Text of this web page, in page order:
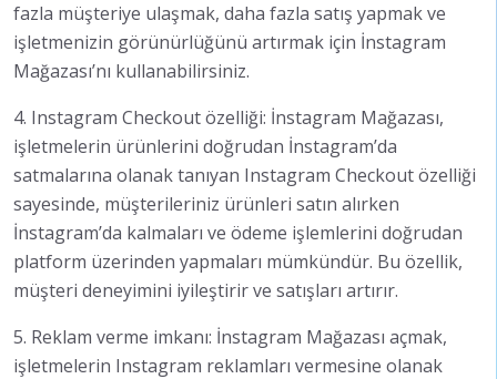
fazla müşteriye ulaşmak, daha fazla satış yapmak ve
işletmenizin görünürlüğünü artırmak için İnstagram
Mağazası’nı kullanabilirsiniz.
4. Instagram Checkout özelliği: İnstagram Mağazası,
işletmelerin ürünlerini doğrudan İnstagram’da
satmalarına olanak tanıyan Instagram Checkout özelliği
sayesinde, müşterileriniz ürünleri satın alırken
İnstagram’da kalmaları ve ödeme işlemlerini doğrudan
platform üzerinden yapmaları mümkündür. Bu özellik,
müşteri deneyimini iyileştirir ve satışları artırır.
5. Reklam verme imkanı: İnstagram Mağazası açmak,
işletmelerin Instagram reklamları vermesine olanak